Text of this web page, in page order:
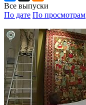
Все выпуски
По дате По просмотрам